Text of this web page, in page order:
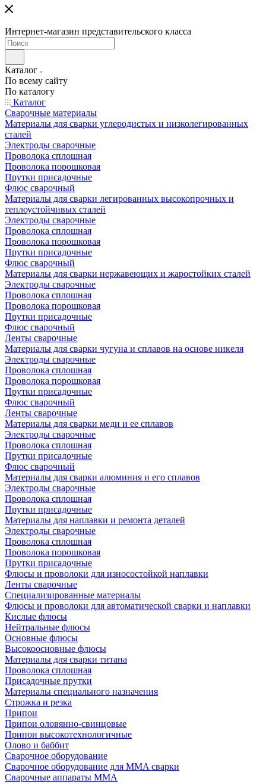
Интернет-магазин представительского класса
Каталог
По всему сайту
По каталогу
Каталог
Сварочные материалы
Материалы для сварки углеродистых и низколегированных
сталей
Электроды сварочные
Проволока сплошная
Проволока порошковая
Прутки присадочные
Флюс сварочный
Материалы для сварки легированных высокопрочных и
теплоустойчивых сталей
Электроды сварочные
Проволока сплошная
Проволока порошковая
Прутки присадочные
Флюс сварочный
Материалы для сварки нержавеющих и жаростойких сталей
Электроды сварочные
Проволока сплошная
Проволока порошковая
Прутки присадочные
Флюс сварочный
Ленты сварочные
Материалы для сварки чугуна и сплавов на основе никеля
Электроды сварочные
Проволока сплошная
Проволока порошковая
Прутки присадочные
Флюс сварочный
Ленты сварочные
Материалы для сварки меди и ее сплавов
Электроды сварочные
Проволока сплошная
Прутки присадочные
Флюс сварочный
Материалы для сварки алюминия и его сплавов
Электроды сварочные
Проволока сплошная
Прутки присадочные
Материалы для наплавки и ремонта деталей
Электроды сварочные
Проволока сплошная
Проволока порошковая
Прутки присадочные
Флюсы и проволоки для износостойкой наплавки
Ленты сварочные
Специализированные материалы
Флюсы и проволоки для автоматической сварки и наплавки
Кислые флюсы
Нейтральные флюсы
Основные флюсы
Высокоосновные флюсы
Материалы для сварки титана
Проволока сплошная
Присадочные прутки
Материалы специального назначения
Строжка и резка
Припои
Припои оловянно-свинцовые
Припои высокотехнологичные
Олово и баббит
Сварочное оборудование
Сварочное оборудование для MMA сварки
Сварочные аппараты MMA